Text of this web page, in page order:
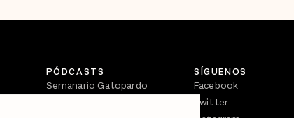
PÓDCASTS
Semanario Gatopardo
SÍGUENOS
Facebook
Twitter